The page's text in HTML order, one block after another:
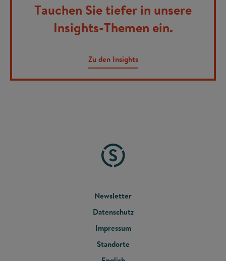
Tauchen Sie tiefer in unsere
Insights-Themen ein.
Zu den Insights
FOOTER
MENU
Newsletter
Datenschutz
Impressum
Standorte